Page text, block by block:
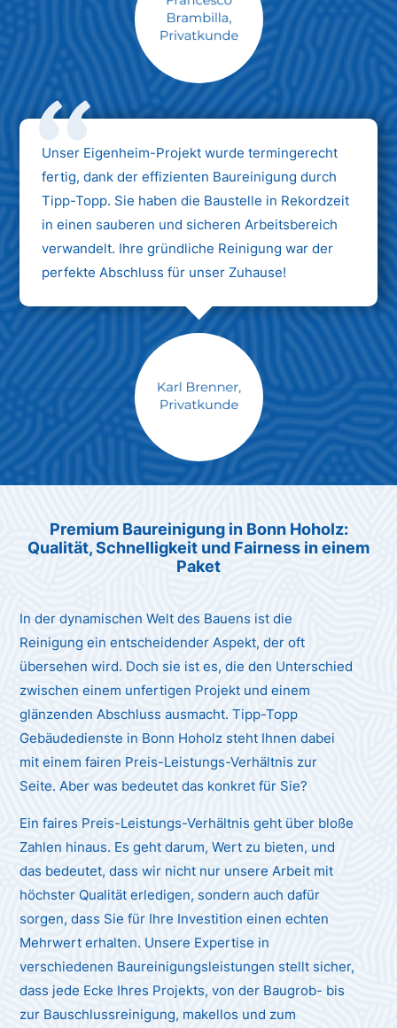
Max Mustermann
Unternehmen AG
Unser Eigenheim-Projekt wurde termingerecht
fertig, dank der effizienten Baureinigung durch
Tipp-Topp. Sie haben die Baustelle in Rekordzeit
in einen sauberen und sicheren Arbeitsbereich
verwandelt. Ihre gründliche Reinigung war der
perfekte Abschluss für unser Zuhause!
Max Mustermann
Premium Baureinigung in Bonn Hoholz:
Qualität, Schnelligkeit und Fairness in einem
Paket
In der dynamischen Welt des Bauens ist die
Reinigung ein entscheidender Aspekt, der oft
übersehen wird. Doch sie ist es, die den Unterschied
zwischen einem unfertigen Projekt und einem
glänzenden Abschluss ausmacht. Tipp-Topp
Gebäudedienste in Bonn Hoholz steht Ihnen dabei
mit einem fairen Preis-Leistungs-Verhältnis zur
Seite. Aber was bedeutet das konkret für Sie?
Ein faires Preis-Leistungs-Verhältnis geht über bloße
Zahlen hinaus. Es geht darum, Wert zu bieten, und
das bedeutet, dass wir nicht nur unsere Arbeit mit
höchster Qualität erledigen, sondern auch dafür
sorgen, dass Sie für Ihre Investition einen echten
Mehrwert erhalten. Unsere Expertise in
verschiedenen Baureinigungsleistungen stellt sicher,
dass jede Ecke Ihres Projekts, von der Baugrob- bis
zur Bauschlussreinigung, makellos und zum